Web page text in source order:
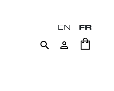
EN FR
 